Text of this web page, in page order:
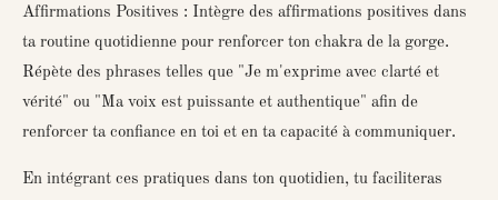
Affirmations Positives : Intègre des affirmations positives dans
ta routine quotidienne pour renforcer ton chakra de la gorge.
Répète des phrases telles que "Je m'exprime avec clarté et
vérité" ou "Ma voix est puissante et authentique" afin de
renforcer ta confiance en toi et en ta capacité à communiquer.
En intégrant ces pratiques dans ton quotidien, tu faciliteras